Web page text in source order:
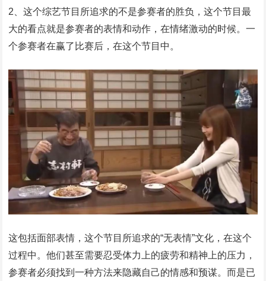
2、这个综艺节目所追求的不是参赛者的胜负，这个节目最
大的看点就是参赛者的表情和动作，在情绪激动的时候。一
个参赛者在赢了比赛后，在这个节目中。
这包括面部表情，这个节目所追求的“无表情”文化，在这个
过程中。他们甚至需要忍受体力上的疲劳和精神上的压力，
参赛者必须找到一种方法来隐藏自己的情感和预谋。而是已